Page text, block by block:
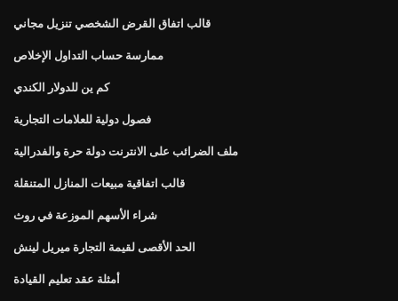
قالب اتفاق القرض الشخصي تنزيل مجاني
ممارسة حساب التداول الإخلاص
كم ين للدولار الكندي
فصول دولية للعلامات التجارية
ملف الضرائب على الانترنت دولة حرة والفدرالية
قالب اتفاقية مبيعات المنازل المتنقلة
شراء الأسهم الموزعة في روث
الحد الأقصى لقيمة التجارة ميريل لينش
أمثلة عقد تعليم القيادة